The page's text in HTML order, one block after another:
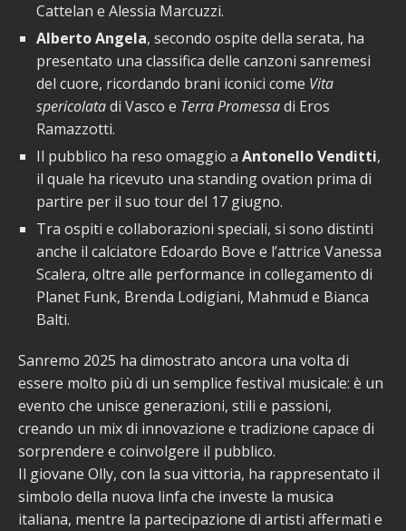
Cattelan e Alessia Marcuzzi.
Alberto Angela, secondo ospite della serata, ha
presentato una classifica delle canzoni sanremesi
del cuore, ricordando brani iconici come Vita
spericolatadi Vasco e Terra Promessadi Eros
Ramazzotti.
Il pubblico ha reso omaggio a Antonello Venditti,
il quale ha ricevuto una standing ovation prima di
partire per il suo tour del 17 giugno.
Tra ospiti e collaborazioni speciali, si sono distinti
anche il calciatore Edoardo Bove e l’attrice Vanessa
Scalera, oltre alle performance in collegamento di
Planet Funk, Brenda Lodigiani, Mahmud e Bianca
Balti.
Sanremo 2025 ha dimostrato ancora una volta di
essere molto più di un semplice festival musicale: è un
evento che unisce generazioni, stili e passioni,
creando un mix di innovazione e tradizione capace di
sorprendere e coinvolgere il pubblico.
Il giovane Olly, con la sua vittoria, ha rappresentato il
simbolo della nuova linfa che investe la musica
italiana, mentre la partecipazione di artisti affermati e